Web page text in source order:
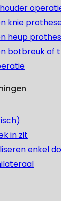
knie
heup
botbreuk of
in zit
enkel